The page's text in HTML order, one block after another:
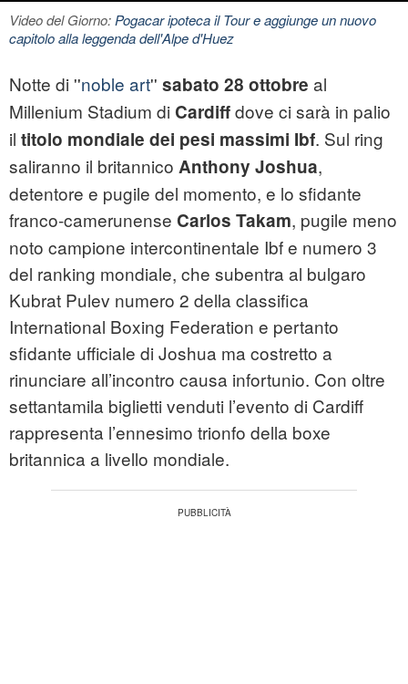
Video del Giorno:Pogacar ipoteca il Tour e aggiunge un nuovo
capitolo alla leggenda dell'Alpe d'Huez
Notte di ''noble art'' sabato 28 ottobre al
Millenium Stadium di Cardiffdove ci sarà in palio
il titolo mondiale dei pesi massimi Ibf. Sul ring
saliranno il britannico Anthony Joshua,
detentore e pugile del momento, e lo sfidante
franco-camerunense Carlos Takam, pugile meno
noto campione intercontinentale Ibf e numero 3
del ranking mondiale, che subentra al bulgaro
Kubrat Pulev numero 2 della classifica
International Boxing Federation e pertanto
sfidante ufficiale di Joshua ma costretto a
rinunciare all’incontro causa infortunio. Con oltre
settantamila biglietti venduti l’evento di Cardiff
rappresenta l’ennesimo trionfo della boxe
britannica a livello mondiale.